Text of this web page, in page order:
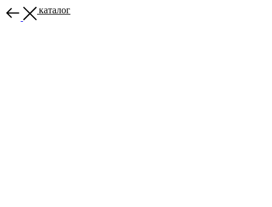
Назад в каталог